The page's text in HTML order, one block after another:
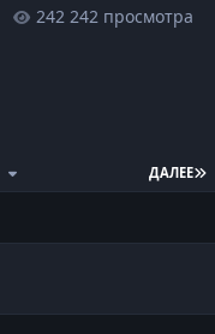
242 просмотра
ДАЛЕЕ